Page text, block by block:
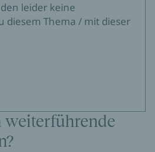
leider keine
diesem Thema / mit dieser
weiterführende